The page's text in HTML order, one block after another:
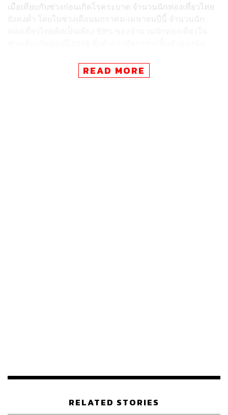
เมื่อเทียบกับช่วงก่อนเกิดโรคระบาด จำนวนนักท่องเที่ยวไทย
ยังคงต่ำ โดยในช่วงเดือนมกราคม-เมษายนปีนี้ จำนวนนัก
ผู้เชี่ยวชาญในอุตสาหกรรมกล่าวว่า สาเหตุหลักมาจากระบบ
ทั้งเกาหลีใต้และไทยได้กำหนดปี 2023-2024 เป็น ‘ปีแห่งการ
READ MORE
RELATED STORIES